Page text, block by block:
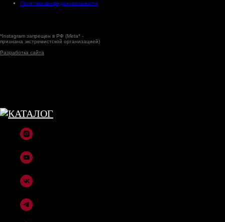
Политика конфиденциальности
*Instagram запрещен в РФ (Meta* -
признана экстремистской организацией)
Разработка сайта